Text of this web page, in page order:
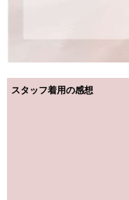
スタッフ着用の感想